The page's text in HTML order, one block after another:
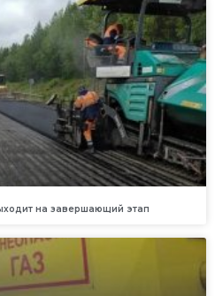
на завершающий этап